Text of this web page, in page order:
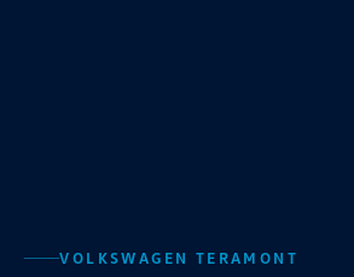
VOLKSWAGEN TERAMONT